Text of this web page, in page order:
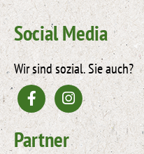
Social Media
Wir sind sozial. Sie auch?
Partner